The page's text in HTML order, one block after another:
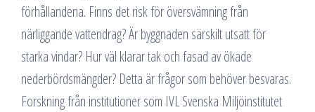
förhållandena. Finns det risk för översvämning från
närliggande vattendrag? Är byggnaden särskilt utsatt för
starka vindar? Hur väl klarar tak och fasad av ökade
nederbördsmängder? Detta är frågor som behöver besvaras.
Forskning från institutioner som IVL Svenska Miljöinstitutet